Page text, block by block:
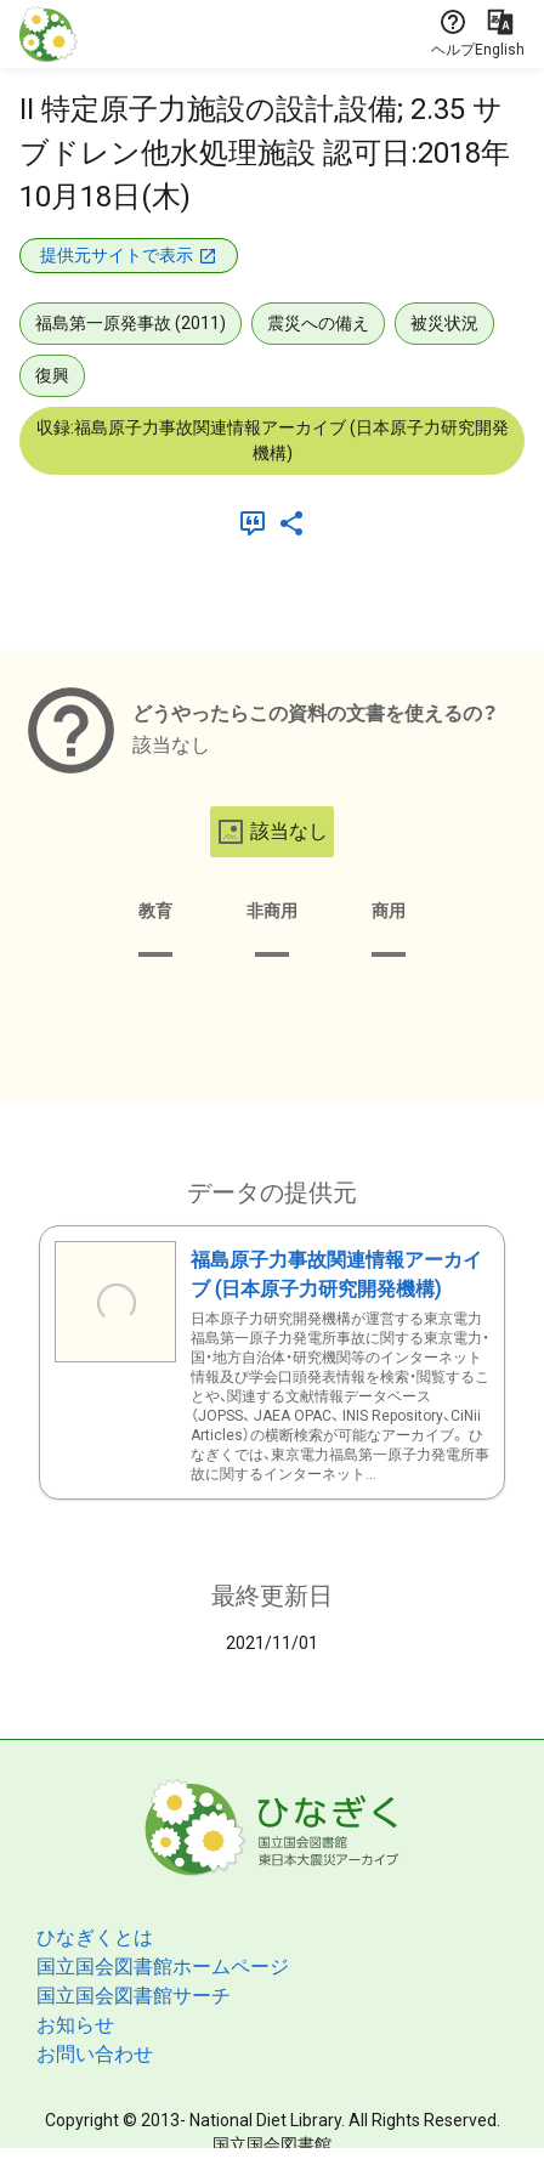
本文に飛ぶ
ヘルプEnglish
II 特定原子力施設の設計,設備; 2.35 サ
ブドレン他水処理施設 認可日:2018年
10月18日(木)
提供元サイトで表示
福島第一原発事故 (2011) 震災への備え 被災状況
復興
収録:福島原子力事故関連情報アーカイブ (日本原子力研究開発
機構)
どうやったらこの資料の文書を使えるの？
該当なし
該当なし
教育 非商用 商用
データの提供元
福島原子力事故関連情報アーカイ
ブ (日本原子力研究開発機構)
日本原子力研究開発機構が運営する東京電力
福島第一原子力発電所事故に関する東京電力・
国・地方自治体・研究機関等のインターネット
情報及び学会口頭発表情報を検索・閲覧するこ
とや、関連する文献情報データベース
（JOPSS、 JAEA OPAC、 INIS Repository、CiNii
Articles）の横断検索が可能なアーカイブ。 ひ
なぎくでは、東京電力福島第一原子力発電所事
故に関するインターネット...
最終更新日
2021/11/01
ひなぎくとは
国立国会図書館ホームページ
国立国会図書館サーチ
お知らせ
お問い合わせ
Copyright © 2013- National Diet Library. All Rights Reserved.